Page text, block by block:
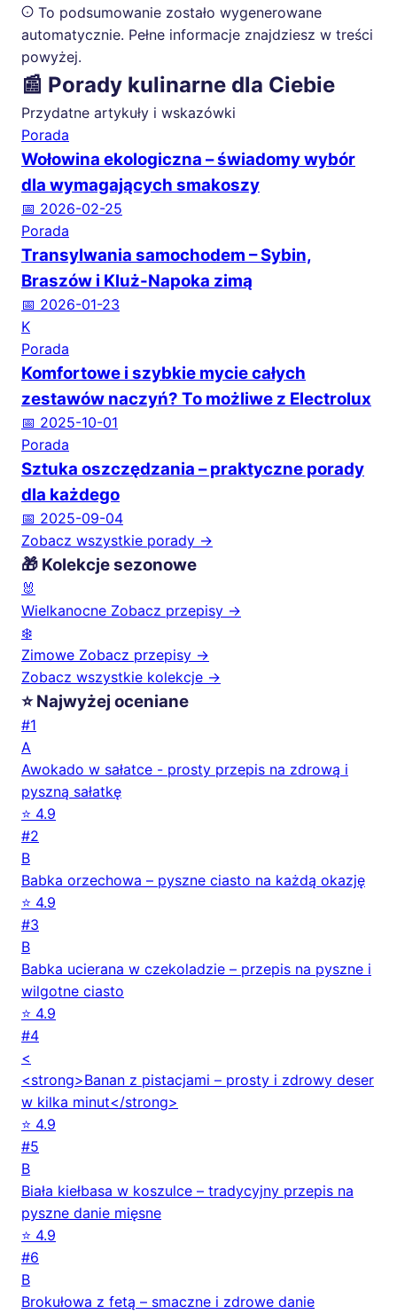
To podsumowanie zostało wygenerowane
automatycznie. Pełne informacje znajdziesz w treści
powyżej.
📰 Porady kulinarne dla Ciebie
Przydatne artykuły i wskazówki
Porada
Wołowina ekologiczna – świadomy wybór
dla wymagających smakoszy
📅 2026-02-25
Porada
Transylwania samochodem – Sybin,
Braszów i Kluż-Napoka zimą
📅 2026-01-23
K
Porada
Komfortowe i szybkie mycie całych
zestawów naczyń? To możliwe z Electrolux
📅 2025-10-01
Porada
Sztuka oszczędzania – praktyczne porady
dla każdego
📅 2025-09-04
Zobacz wszystkie porady →
🎁 Kolekcje sezonowe
🐰
Wielkanocne Zobacz przepisy →
❄️
Zimowe Zobacz przepisy →
Zobacz wszystkie kolekcje →
⭐ Najwyżej oceniane
#1
A
Awokado w sałatce - prosty przepis na zdrową i
pyszną sałatkę
⭐ 4.9
#2
B
Babka orzechowa – pyszne ciasto na każdą okazję
⭐ 4.9
#3
B
Babka ucierana w czekoladzie – przepis na pyszne i
wilgotne ciasto
⭐ 4.9
#4
<
<strong>Banan z pistacjami – prosty i zdrowy deser
w kilka minut</strong>
⭐ 4.9
#5
B
Biała kiełbasa w koszulce – tradycyjny przepis na
pyszne danie mięsne
⭐ 4.9
#6
B
Brokułowa z fetą – smaczne i zdrowe danie